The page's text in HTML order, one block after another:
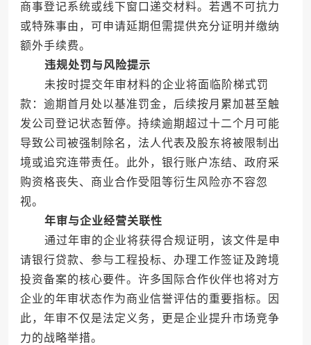
商事登记系统或线下窗口递交材料。若遇不可抗力
或特殊事由，可申请延期但需提供充分证明并缴纳
额外手续费。
违规处罚与风险提示
未按时提交年审材料的企业将面临阶梯式罚
款：逾期首月处以基准罚金，后续按月累加甚至触
发公司登记状态暂停。持续逾期超过十二个月可能
导致公司被强制除名，法人代表及股东将被限制出
境或追究连带责任。此外，银行账户冻结、政府采
购资格丧失、商业合作受阻等衍生风险亦不容忽
视。
年审与企业经营关联性
通过年审的企业将获得合规证明，该文件是申
请银行贷款、参与工程投标、办理工作签证及跨境
投资备案的核心要件。许多国际合作伙伴也将对方
企业的年审状态作为商业信誉评估的重要指标。因
此，年审不仅是法定义务，更是企业提升市场竞争
力的战略举措。